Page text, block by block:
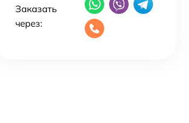
Заказать
через: